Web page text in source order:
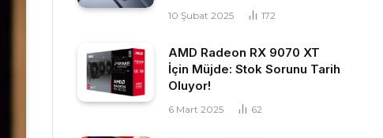
10 Şubat 2025 172
AMD Radeon RX 9070 XT
İçin Müjde: Stok Sorunu Tarih
Oluyor!
6 Mart 2025 62